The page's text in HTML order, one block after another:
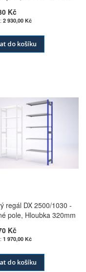
Kč
2 930,00 Kč
do košíku
regál DX 2500/1030 -
pole, Hloubka 320mm
Kč
1 970,00 Kč
do košíku